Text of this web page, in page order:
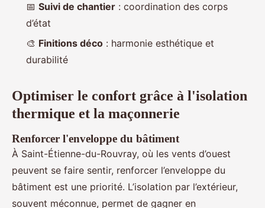
📅 Suivi de chantier : coordination des corps
d’état
🎨 Finitions déco : harmonie esthétique et
durabilité
Optimiser le confort grâce à l'isolation
thermique et la maçonnerie
Renforcer l'enveloppe du bâtiment
À Saint-Étienne-du-Rouvray, où les vents d’ouest
peuvent se faire sentir, renforcer l’enveloppe du
bâtiment est une priorité. L’isolation par l’extérieur,
souvent méconnue, permet de gagner en